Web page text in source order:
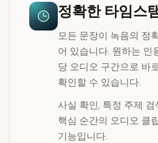
정확한 타임스
모든 문장이 녹음의 정
어 있습니다. 원하는 인
당 오디오 구간으로 바
확인할 수 있습니다.
사실 확인, 특정 주제
핵심 순간의 오디오 클
기능입니다.